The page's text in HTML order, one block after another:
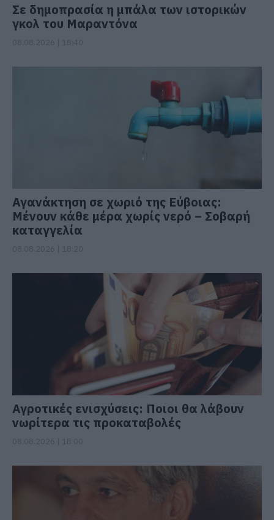
Σε δημοπρασία η μπάλα των ιστορικών
γκολ του Μαραντόνα
Αγανάκτηση σε χωριό της Εύβοιας:
Μένουν κάθε μέρα χωρίς νερό – Σοβαρή
καταγγελία
Αγροτικές ενισχύσεις: Ποιοι θα λάβουν
νωρίτερα τις προκαταβολές